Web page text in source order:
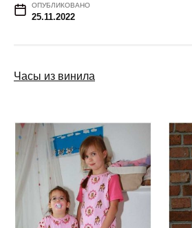
ОПУБЛИКОВАНО
25.11.2022
Часы из винила